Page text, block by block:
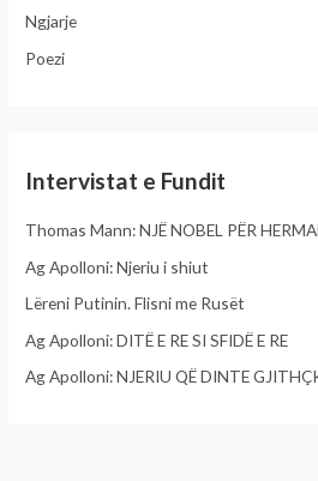
r
:
Ngjarje
Poezi
Intervistat e Fundit
Thomas Mann: NJË NOBEL PËR
Ag Apolloni: Njeriu i shiut
Lëreni Putinin. Flisni me Rusët
Ag Apolloni: DITË E RE SI SFIDË E RE
Ag Apolloni: NJERIU QË DINTE